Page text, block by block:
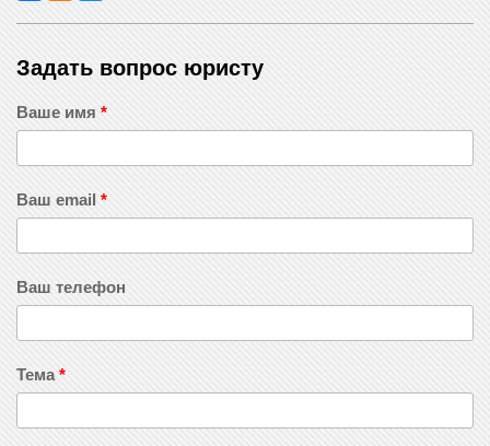
Задать вопрос юристу
Ваше имя *
Ваш email *
Ваш телефон
Тема *